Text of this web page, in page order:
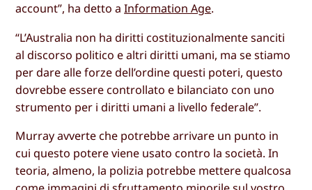
account”, ha detto aInformation Age.
“L’Australia non ha diritti costituzionalmente sanciti
al discorso politico e altri diritti umani, ma se stiamo
per dare alle forze dell’ordine questi poteri, questo
dovrebbe essere controllato e bilanciato con uno
strumento per i diritti umani a livello federale”.
Murray avverte che potrebbe arrivare un punto in
cui questo potere viene usato contro la società. In
teoria, almeno, la polizia potrebbe mettere qualcosa